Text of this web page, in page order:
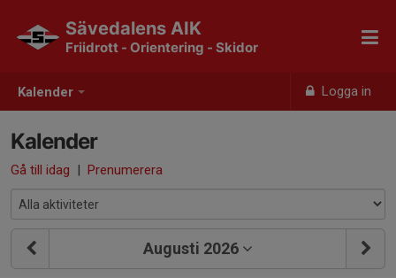
Kalender Logga in
Sävedalens AIK
Friidrott - Orientering - Skidor
Kalender
Gå till idag | Prenumerera
Augusti 2026